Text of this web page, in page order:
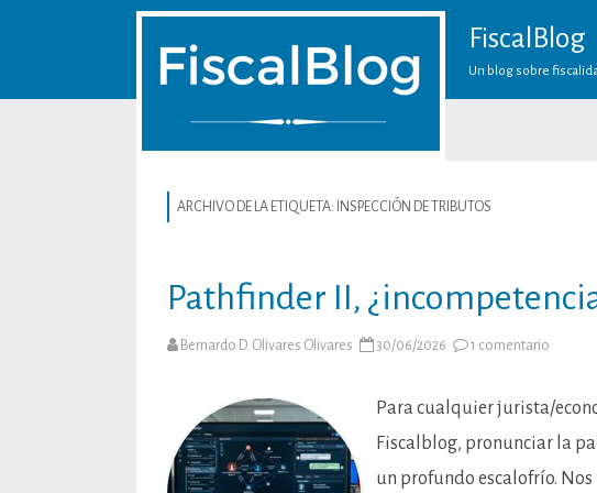
FiscalBlog
Un blog sobre
ARCHIVO DE LA ETIQUETA: INSPECCIÓN DE TRIBUTOS
Pathfinder II,
Bernardo D. Olivares Olivares 30/06/2026 1 comentario
de
alto
riesgo?
Para cualquier jurista/
Fiscalblog, pronunciar la
un profundo escalofrío.